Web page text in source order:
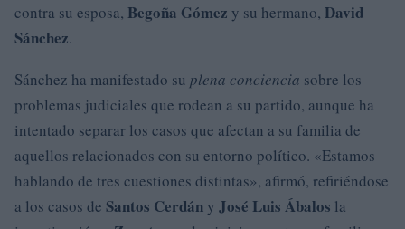
contra su esposa, Begoña Gómez y su hermano, David
Sánchez.
Sánchez ha manifestado su plena conciencia sobre los
problemas judiciales que rodean a su partido, aunque ha
intentado separar los casos que afectan a su familia de
aquellos relacionados con su entorno político. «Estamos
hablando de tres cuestiones distintas», afirmó, refiriéndose
a los casos de Santos Cerdán y José Luis Ábalos la